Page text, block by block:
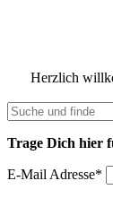
Herzlich
Trage Dich hier
E-Mail Adresse*